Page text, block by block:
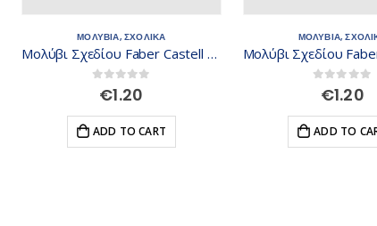
ΜΟΛΥΒΙΑ, ΣΧΟΛΙΚΑ
Μολύβι Σχεδίου Faber Castell 9000 2H 119012
out of 5
€1.20
ADD TO CART
ΜΟΛΥΒΙΑ,
out of 5
€1.20
ADD TO